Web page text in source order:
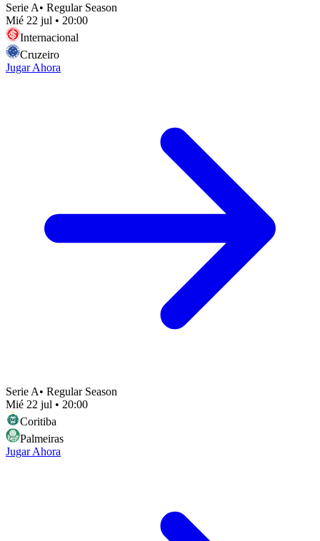
Serie A• Regular Season
Mié 22 jul • 20:00
Internacional
Cruzeiro
Jugar Ahora
Serie A• Regular Season
Mié 22 jul • 20:00
Coritiba
Palmeiras
Jugar Ahora